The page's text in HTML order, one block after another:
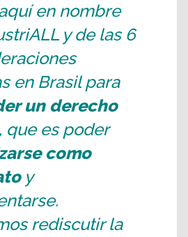
en nombre
y de las 6
en Brasil para
un derecho
que es poder
como
y
rediscutir la